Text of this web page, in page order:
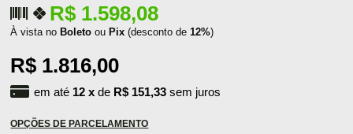
R$ 1.598,08
À vista noBoleto ouPix (desconto de 12%)
R$ 1.816,00
em até 12 x de R$ 151,33 sem juros
OPÇÕES DE PARCELAMENTO